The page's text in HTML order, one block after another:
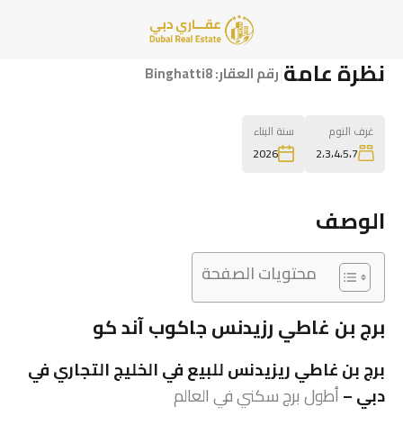
نظرة عامة رقم العقار:Binghatti8
غرف النوم
2،3،4،5،7
سنة البناء
2026
الوصف
محتويات الصفحة
برج بن غاطي رزيدنس جاكوب آند كو
برج بن غاطي ريزيدنس للبيع في الخليج التجاري في
دبي –أطول برج سكني في العالم